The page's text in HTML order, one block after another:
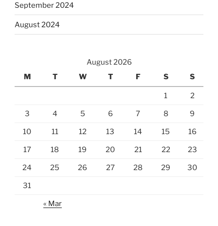
September 2024
August 2024
August 2026
M
T W T F S S
1 2
3 4 5 6 7 8 9
10 11 12 13 14 15 16
17 18 19 20 21 22 23
24 25 26 27 28 29 30
31
« Mar